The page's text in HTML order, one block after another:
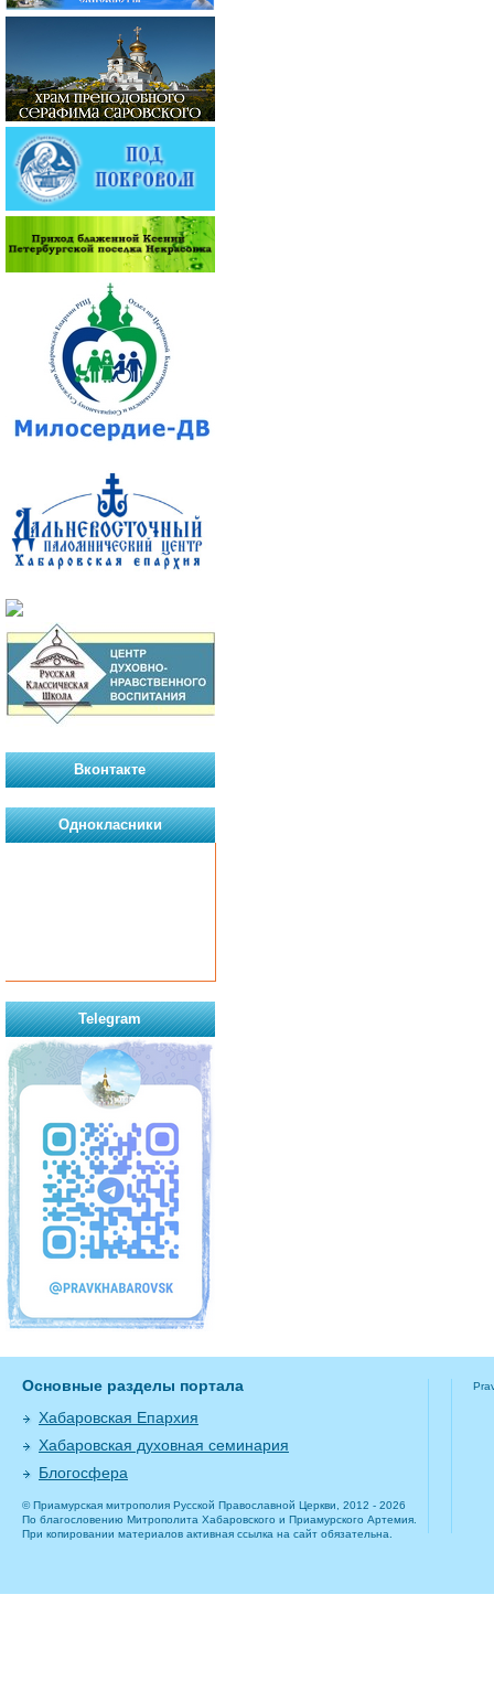
Вконтакте
Однокласники
Telegram
Основные разделы портала
Хабаровская Епархия
Хабаровская духовная семинария
Блогосфера
© Приамурская митрополия Русской Православной Церкви, 2012 - 2026
По благословению Митрополита Хабаровского и Приамурского Артемия.
При копировании материалов активная ссылка на сайт обязательна.